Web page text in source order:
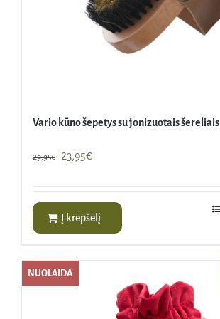
Vario kūno šepetys su jonizuotais šereliais
29,95€
Original
23,95€Current
23,95€.
Į krepšelį
NUOLAIDA